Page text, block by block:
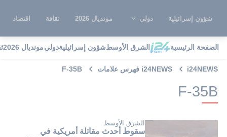
شؤون إسرائيلية دولي مونديال 2026 ثقافة اقتصاد
الصفحة الرئيسية الشرق الأوسطشؤون إسرائيليةدوليمونديال 2026
i24NEWS i24NEWS فهرس علامات F-35B
F-35B
الشرق الأوسط
سقوط أحدث مقاتلة أمريكية في